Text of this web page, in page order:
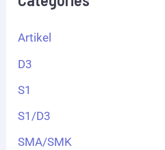
Artikel
D3
S1
S1/D3
SMA/SMK